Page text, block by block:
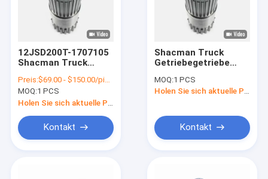
12JSD200T-1707105
Shacman Truck
Getriebebox
Hauptschacht Ersatz
Preis:$69.00 - $150.00/pieces
MOQ:1 PCS
Kontakt
Shacman Truck
Getriebegetriebe
12JSD200T-1707105
Getriebe Spindel
MOQ:1 PCS
Holen Sie sich aktuelle Preis
Kontakt